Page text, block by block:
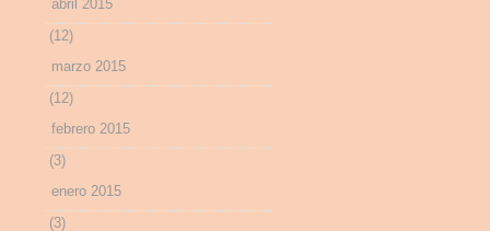
abril 2015
(12)
marzo 2015
(12)
febrero 2015
(3)
enero 2015
(3)